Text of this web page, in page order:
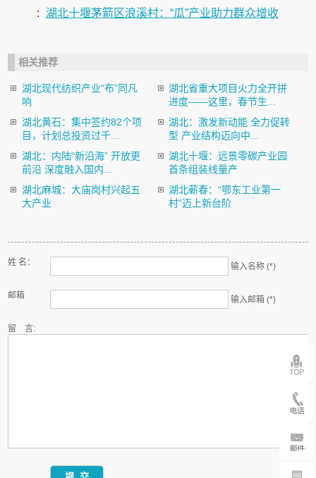
: 湖北十堰茅箭区浪溪村：“瓜”产业助力群众增收
相关推荐
湖北现代纺织产业“布”同凡
响
湖北省重大项目火力全开拼
进度——这里，春节生...
湖北黄石：集中签约82个项
目，计划总投资过千...
湖北：激发新动能 全力促转
型 产业结构迈向中...
湖北：内陆“新沿海” 开放更
前沿 深度融入国内...
湖北十堰：远景零碳产业园
首条组装线量产
湖北麻城：大庙岗村兴起五
大产业
湖北蕲春：“鄂东工业第一
村”迈上新台阶
姓 名： 输入名称 (*)
邮箱 输入邮箱 (*)
留 言: